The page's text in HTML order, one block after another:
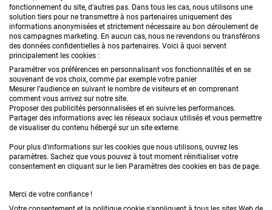
PRODUITS
CONSEILS
FAQ
DEMANDE DE DEVIS
fonctionnement du site, d'autres pas. Dans tous les cas, nous utilisons une
solution tiers pour ne transmettre à nos partenaires uniquement des
informations anonymisées et strictement nécessaire au bon déroulement de
nos campagnes marketing. En aucun cas, nous ne revendons ou transférons
des données confidentielles à nos partenaires. Voici à quoi servent
principalement les cookies :
Paramétrer vos préférences en personnalisant vos fonctionnalités et en se
souvenant de vos choix, comme par exemple votre panier
Mesurer l’audience en suivant le nombre de visiteurs et en comprenant
comment vous arrivez sur notre site.
Proposer des publicités personnalisées et en suivre les performances.
Partager des informations avec les réseaux sociaux utilisés et vous permettre
de visualiser du contenu hébergé sur un site externe.
Pour plus d'informations sur les cookies que nous utilisons, ouvrez les
paramètres. Sachez que vous pouvez à tout moment réinitialiser votre
consentement en cliquant sur le lien Paramètres des cookies en bas de page.
Merci de votre confiance !